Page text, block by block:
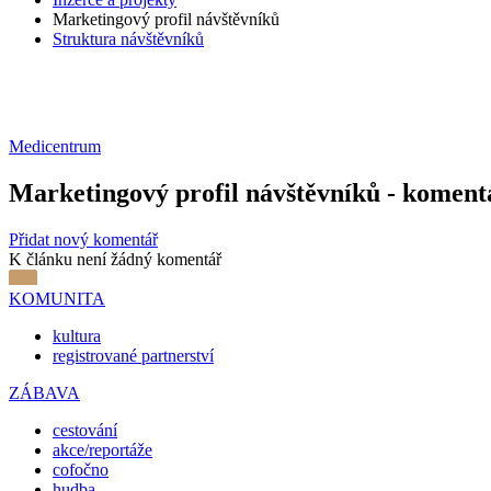
Marketingový profil návštěvníků
Struktura návštěvníků
Medicentrum
Marketingový profil návštěvníků -
Přidat nový komentář
K článku není žádný komentář
KOMUNITA
kultura
registrované partnerství
ZÁBAVA
cestování
akce/reportáže
cofočno